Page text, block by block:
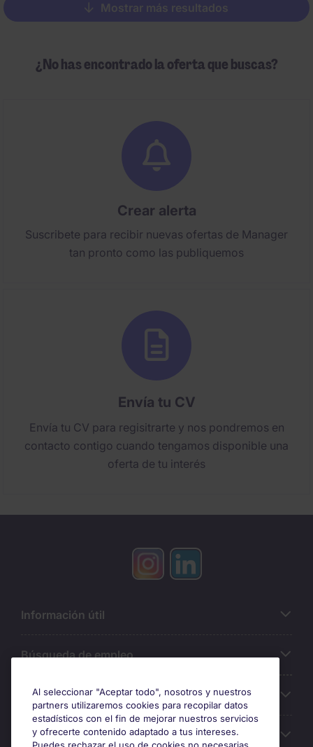
Pagination
Mostrar más resultados
¿No has encontrado la oferta que buscas?
Crear alerta
Suscribete para recibir nuevas ofertas de Manager
tan pronto como las publiquemos
Envía tu CV
Envía tu CV para regisitrarte y nos pondremos en
contacto contigo cuando tengamos disponible una
oferta de tu interés
Información útil
Búsqueda de empleo
Oficinas
Sobre Michael Page
Al seleccionar "Aceptar todo", nosotros y nuestros
partners utilizaremos cookies para recopilar datos
estadísticos con el fin de mejorar nuestros servicios
y ofrecerte contenido adaptado a tus intereses.